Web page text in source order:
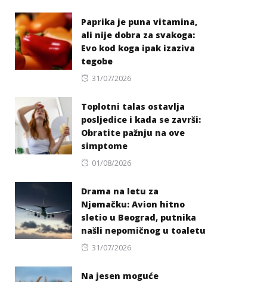
Paprika je puna vitamina,
ali nije dobra za svakoga:
Evo kod koga ipak izaziva
tegobe
Posted
31/07/2026
Toplotni talas ostavlja
posljedice i kada se završi:
Obratite pažnju na ove
simptome
Posted
01/08/2026
Drama na letu za
Njemačku: Avion hitno
sletio u Beograd, putnika
našli nepomičnog u toaletu
Posted
31/07/2026
Na jesen moguće